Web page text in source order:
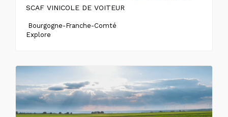
SCAF VINICOLE DE VOITEUR
Bourgogne-Franche-Comté
Explore